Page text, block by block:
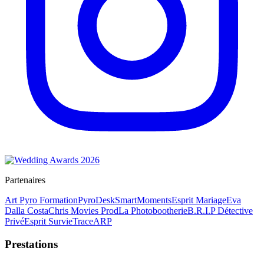
Partenaires
Art Pyro FormationPyroDeskSmartMomentsEsprit MariageEva
Dalla CostaChris Movies ProdLa PhotobootherieB.R.I.P Détective
PrivéEsprit SurvieTraceARP
Prestations